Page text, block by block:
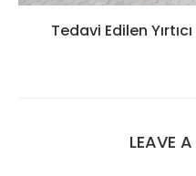
Tedavi Edilen
LEAVE